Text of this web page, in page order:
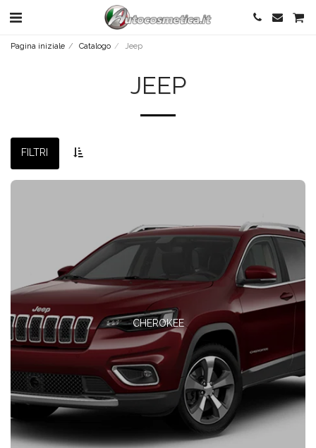
Pagina iniziale Catalogo Jeep
JEEP
FILTRI
CHEROKEE